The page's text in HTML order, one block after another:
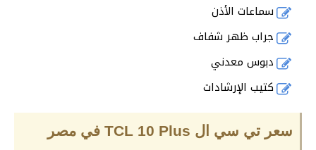
سماعات الأذن
جراب ظهر شفاف
دبوس معدني
كتيب الإرشادات
سعر تي سي ال TCL 10 Plus في مصر